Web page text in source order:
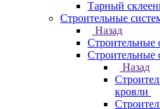
Тарный
Строительные
Назад
Строительные
Строительные
Назад
кровли